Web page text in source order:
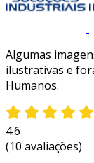
Algumas
ilustrativas e
Humanos.
4.6
(10 avaliações)